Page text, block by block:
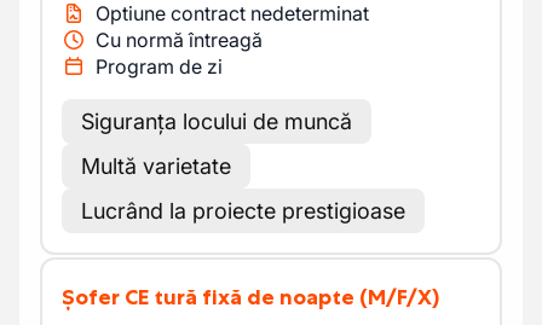
Optiune contract nedeterminat
Cu normă întreagă
Program de zi
Siguranța locului de muncă
Multă varietate
Lucrând la proiecte prestigioase
Șofer CE tură fixă de noapte (M/F/X)